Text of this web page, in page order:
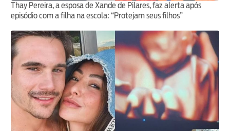
Thay Pereira, a esposa de Xande de Pilares, faz alerta após
episódio com a filha na escola: “Protejam seus filhos”